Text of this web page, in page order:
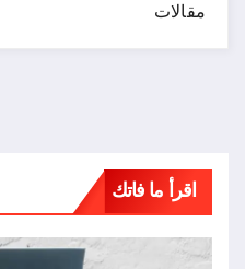
مقالات
اقرأ ما فاتك